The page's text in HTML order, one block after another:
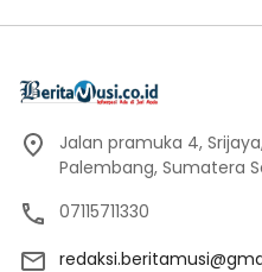
Jalan pramuka 4,
Palembang, Sumatera
07115711330